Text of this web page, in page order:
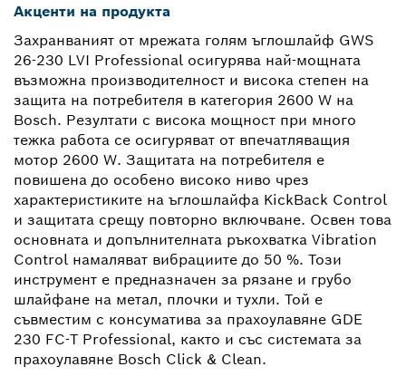
Акценти на продукта
Захранваният от мрежата голям ъглошлайф GWS
26-230 LVI Professional осигурява най-мощната
възможна производителност и висока степен на
защита на потребителя в категория 2600 W на
Bosch. Резултати с висока мощност при много
тежка работа се осигуряват от впечатляващия
мотор 2600 W. Защитата на потребителя е
повишена до особено високо ниво чрез
характеристиките на ъглошлайфа KickBack Control
и защитата срещу повторно включване. Освен това
основната и допълнителната ръкохватка Vibration
Control намаляват вибрациите до 50 %. Този
инструмент е предназначен за рязане и грубо
шлайфане на метал, плочки и тухли. Той е
съвместим с консуматива за прахоулавяне GDE
230 FC-T Professional, както и със системата за
прахоулавяне Bosch Click & Clean.